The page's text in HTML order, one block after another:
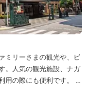
ミリーさまの観光や、ビ
。人気の観光施設、ナガ
用の際にも便利です。 和
うぞお楽しみくださ